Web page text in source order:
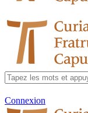
Connexion